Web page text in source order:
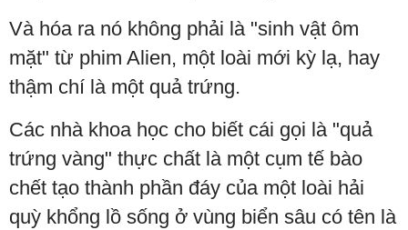
Và hóa ra nó không phải là "sinh vật ôm
mặt" từ phim Alien, một loài mới kỳ lạ, hay
thậm chí là một quả trứng.
Các nhà khoa học cho biết cái gọi là "quả
trứng vàng" thực chất là một cụm tế bào
chết tạo thành phần đáy của một loài hải
quỳ khổng lồ sống ở vùng biển sâu có tên là